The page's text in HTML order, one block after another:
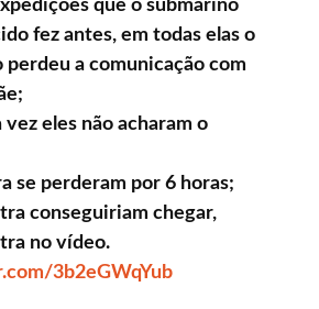
que o submarino
fez antes, em todas elas o
perdeu a comunicação com
eles não acharam o
se perderam por 6 horas;
conseguiriam chegar,
no vídeo.
3b2eGWqYub